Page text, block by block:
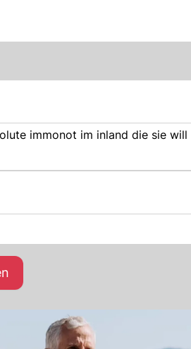
immonot im inland die sie will nicht